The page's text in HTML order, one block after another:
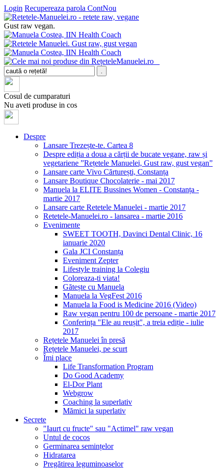
Login Recupereaza parola ContNou
Gust raw vegan.
Cosul de cumparaturi
Nu aveti produse in cos
Despre
Lansare Trezește-te. Cartea 8
Despre ediția a doua a cărții de bucate vegane, raw și
vegetariene ”Rețetele Manuelei, Gust raw, gust vegan”
Lansare carte Vivo Cărturești, Constanța
Lansare Boutique Chocolaterie - mai 2017
Manuela la ELITE Bussines Women - Constanța -
martie 2017
Lansare carte Retetele Manuelei - martie 2017
Retetele-Manuelei.ro - lansarea - martie 2016
Evenimente
SWEET TOOTH, Davinci Dental Clinic, 16
ianuarie 2020
Gala JCI Constanța
Eveniment Zepter
Lifestyle training la Colegiu
Coloreaza-ti viata!
Gătește cu Manuela
Manuela la VegFest 2016
Manuela la Food is Medicine 2016 (Video)
Raw vegan pentru 100 de persoane - martie 2017
Conferința "Ele au reușit", a treia ediție - iulie
2017
Rețetele Manuelei în presă
Rețetele Manuelei, pe scurt
Îmi place
Life Transformation Program
Do Good Academy
El-Dor Plant
Webgrow
Coaching la superlativ
Mămici la superlativ
Secrete
"Iaurt cu fructe" sau "Actimel" raw vegan
Untul de cocos
Germinarea semințelor
Hidratarea
Pregătirea leguminoaselor